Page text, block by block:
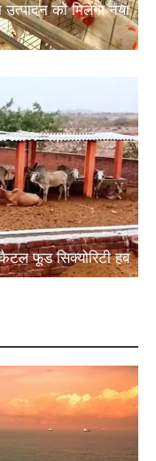
उत्पादन को मिलेगा नया
फूड सिक्योरिटी हब